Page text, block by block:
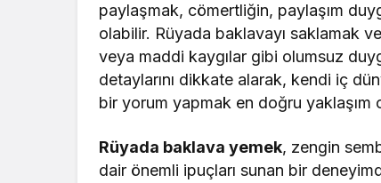
paylaşmak, cömertliğin, paylaşım
olabilir. Rüyada baklavayı saklamak
veya maddi kaygılar gibi olumsuz
detaylarını dikkate alarak, kendi iç
bir yorum yapmak en doğru yaklaşım
Rüyada baklava yemek, zengin
dair önemli ipuçları sunan bir